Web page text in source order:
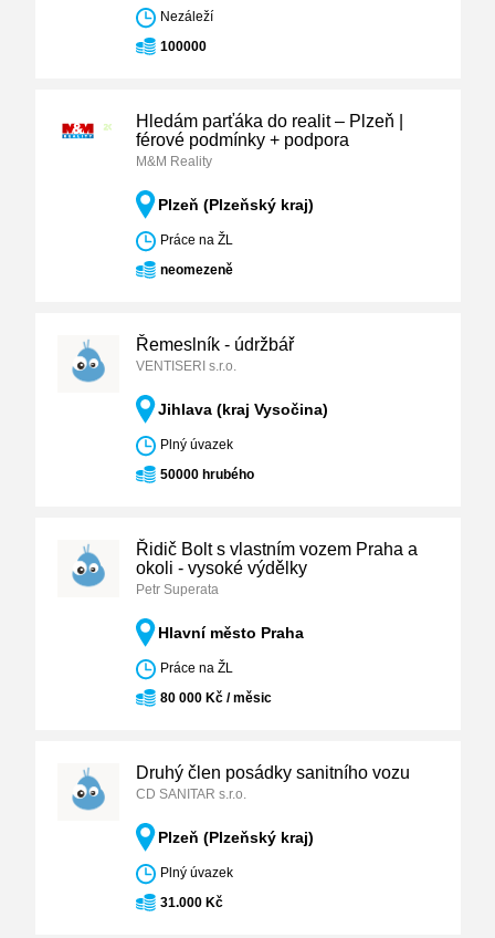
Nezáleží
100000
Hledám parťáka do realit – Plzeň |
férové podmínky + podpora
M&M Reality
Plzeň (Plzeňský kraj)
Práce na ŽL
neomezeně
Řemeslník - údržbář
VENTISERI s.r.o.
Jihlava (kraj Vysočina)
Plný úvazek
50000 hrubého
Řidič Bolt s vlastním vozem Praha a
okoli - vysoké výdělky
Petr Superata
Hlavní město Praha
Práce na ŽL
80 000 Kč / měsic
Druhý člen posádky sanitního vozu
CD SANITAR s.r.o.
Plzeň (Plzeňský kraj)
Plný úvazek
31.000 Kč